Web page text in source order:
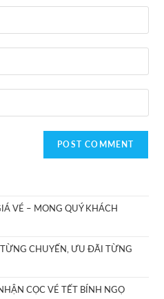
VÉ – MONG QUÝ KHÁCH
CHUYẾN, ƯU ĐÃI TỪNG
CỌC VÉ TẾT BÍNH NGỌ